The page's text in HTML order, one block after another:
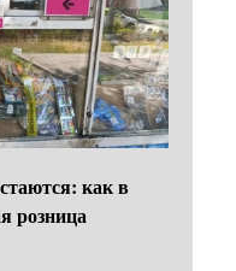
как в
розница